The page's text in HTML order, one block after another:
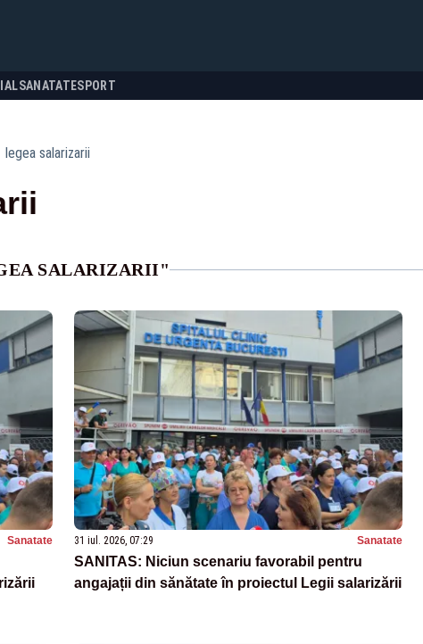
SANATATESPORT
legea salarizarii
SALARIZARII"
Sanatate 31 iul. 2026, 07:29 Sanatate
SANITAS: Niciun scenariu favorabil pentru
angajații din sănătate în proiectul Legii salarizării